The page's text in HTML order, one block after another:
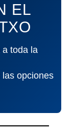
EL
a toda la
opciones